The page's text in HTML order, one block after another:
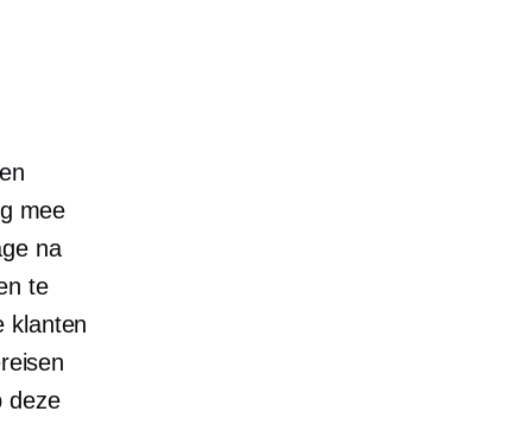
mee
na
te
klanten
deze